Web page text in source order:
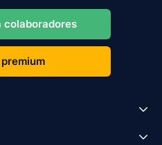
colaboradores